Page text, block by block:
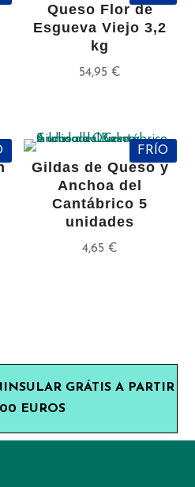
Queso Flor de
Esgueva Viejo 3,2
kg
54,95€
FRÍO
Gildas de Queso y
Anchoa del
Cantábrico 5
unidades
4,65€
GRÁTIS A PARTIR
EUROS